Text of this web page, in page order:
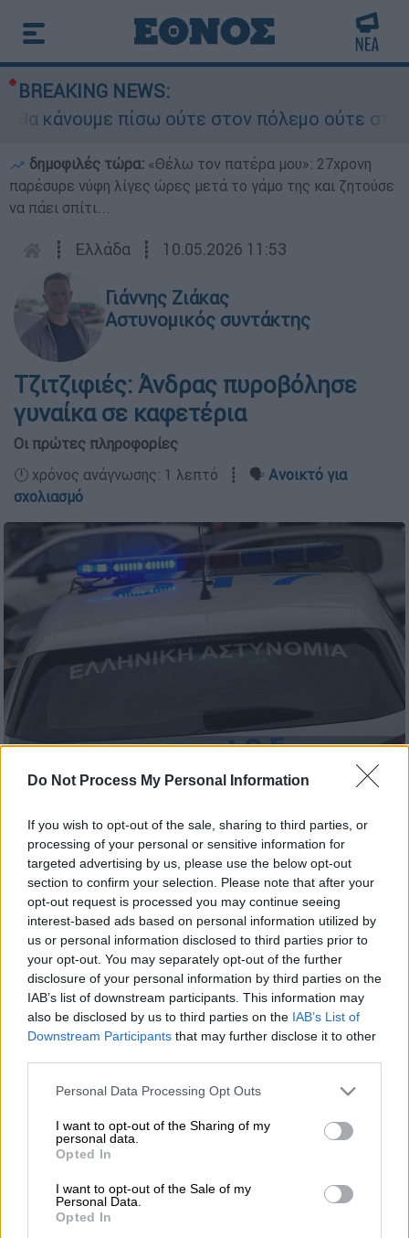
Do Not Process My Personal Information
If you wish to opt-out of the sale, sharing to third parties, or
processing of your personal or sensitive information for
targeted advertising by us, please use the below opt-out
section to confirm your selection. Please note that after your
opt-out request is processed you may continue seeing
interest-based ads based on personal information utilized by
us or personal information disclosed to third parties prior to
your opt-out. You may separately opt-out of the further
disclosure of your personal information by third parties on the
IAB’s list of downstream participants. This information may
also be disclosed by us to third parties on the IAB’s List of
Downstream Participants that may further disclose it to other
Please note that this website/app uses one or more Google
not limited to your visit or usage behaviour. You may click to
grant or deny consent to Google and its third-party tags to
use your data for below specified purposes in below Google
consent section.
Personal Data Processing Opt Outs
I want to opt-out of the Sharing of my
personal data.
Opted In
I want to opt-out of the Sale of my
Personal Data.
Opted In
BREAKING NEWS:
κάνουμε πίσω ούτε στον πόλεμο ούτε στις
δημοφιλές τώρα: «Θέλω τον πατέρα μου»: 27χρονη
παρέσυρε νύφη λίγες ώρες μετά το γάμο της και ζητούσε
να πάει σπίτι...
┋ Ελλάδα ┋ 10.05.2026 11:53
Γιάννης Ζιάκας
Αστυνομικός συντάκτης
Τζιτζιφιές: Άνδρας πυροβόλησε
γυναίκα σε καφετέρια
Οι πρώτες πληροφορίες
🕛 χρόνος ανάγνωσης: 1 λεπτό ┋ 🗣️ Ανοικτό για
σχολιασμό
Περιπολικό της αστυνομίας (ΓΙΑΝΝΗΣ ΠΑΝΑΓΟΠΟΥΛΟΣ/
Προσθέστε το ΕΘΝΟΣ στη Google
Σοκ επικρατεί στις Τζιτζιφιές, στην
Καλλιθέα, μετά από αιματηρό επεισόδιο που
σημειώθηκε σε μαγαζί της περιοχής. Ένας
άνδρας, ο οποίος βρισκόταν σε κατάσταση
μέθης,άνοιξε πυρ τραυματίζοντας μια
γυναίκαπου εργαζόταν στο κατάστημα.
Ο δράστης παρενοχλούσε έντονα την
εργαζόμενη στην καφετέρια. Εκείνη
αντέδρασε στις προσβολές του μεθυσμένου
έλεγχο.
ΔΙΑΒΑΣΤΕ ΕΠΙΣΗΣ
Ελλάδα|10.05.2026 11:17